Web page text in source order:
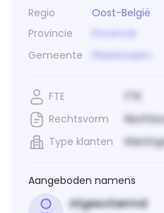
Regio
Oost-België
Provincie
Provincie
Gemeente
Plaatsnaam
FTE
FTE
Rechtsvorm
Type klanten
Aangeboden namens
Afgeschermd